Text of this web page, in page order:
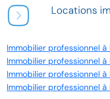
Locations
Immobilier professionnel
Immobilier professionnel
Immobilier professionnel à
Immobilier professionnel à